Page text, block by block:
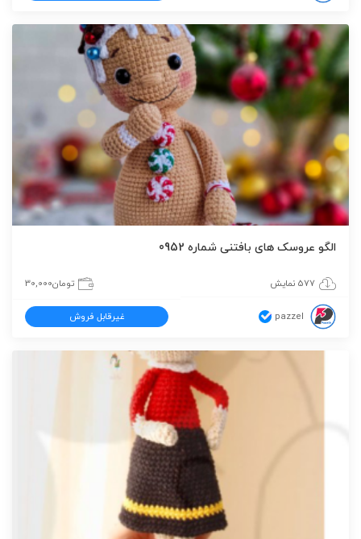
الگو عروسک های بافتنی شماره 0952
577 نمایش تومان30,000
pazzel غیرقابل فروش